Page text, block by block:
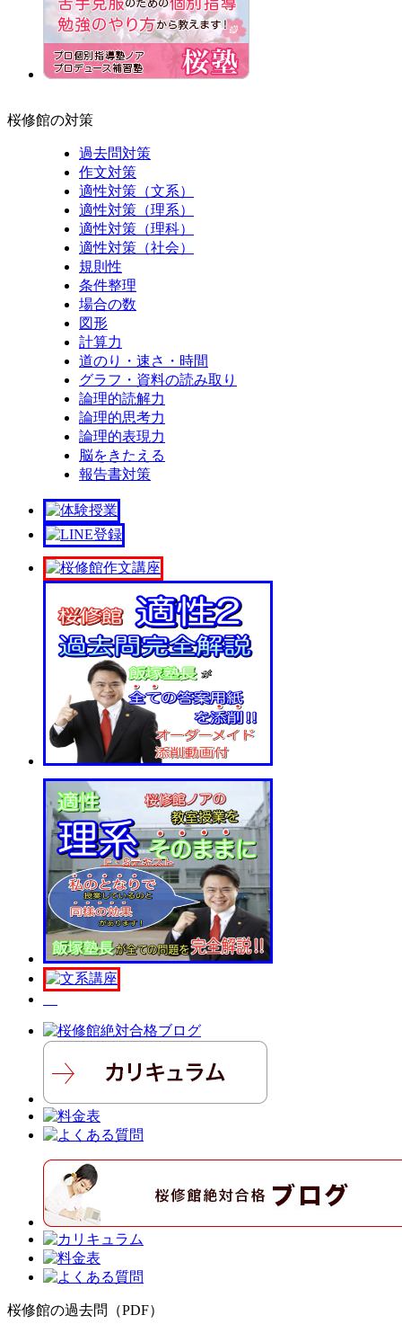
桜修館の対策
過去問対策
作文対策
適性対策（文系）
適性対策（理系）
適性対策（理科）
適性対策（社会）
規則性
条件整理
場合の数
図形
計算力
道のり・速さ・時間
グラフ・資料の読み取り
論理的読解力
論理的思考力
論理的表現力
脳をきたえる
報告書対策
桜修館の過去問（PDF）